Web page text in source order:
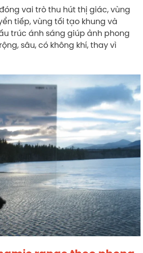
vai trò thu hút thị giác, vùng
tiếp, vùng tối tạo khung và
trúc ánh sáng giúp ảnh phong
sâu, có không khí, thay vì